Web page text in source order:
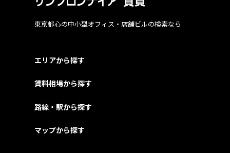
東京都心の中小型オフィス・店舗ビルの検索なら
エリアから探す
賃料相場から探す
路線・駅から探す
マップから探す